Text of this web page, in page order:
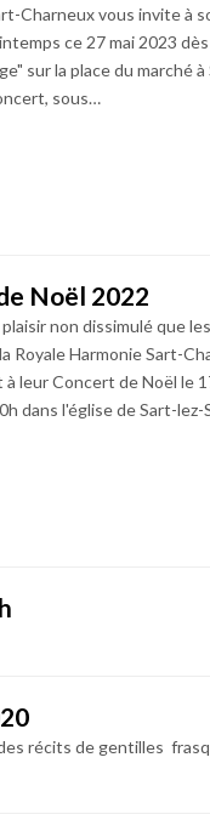
Charneux vous invite à
ce 27 mai 2023 dès
sur la place du marché à
sous…
Noël 2022
non dissimulé que les
Royale Harmonie Sart-
leur Concert de Noël le
dans l'église de Sart-lez-
récits de gentilles